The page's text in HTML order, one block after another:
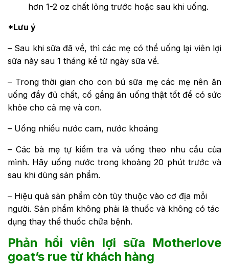
hơn 1-2 oz chất lỏng trước hoặc sau khi uống.
*Lưu ý
– Sau khi sữa đã về, thì các mẹ có thể uống lại viên lợi
sữa này sau 1 tháng kể từ ngày sữa về.
– Trong thời gian cho con bú sữa mẹ các mẹ nên ăn
uống đầy đủ chất, cố gắng ăn uống thật tốt để có sức
khỏe cho cả mẹ và con.
– Uống nhiều nước cam, nước khoáng
– Các bà mẹ tự kiểm tra và uống theo nhu cầu của
mình. Hãy uống nước trong khoảng 20 phút trước và
sau khi dùng sản phẩm.
– Hiệu quả sản phẩm còn tùy thuộc vào cơ địa mỗi
người. Sản phẩm không phải là thuốc và không có tác
dụng thay thế thuốc chữa bệnh.
Phản hồi viên lợi sữa Motherlove
goat’s rue từ khách hàng